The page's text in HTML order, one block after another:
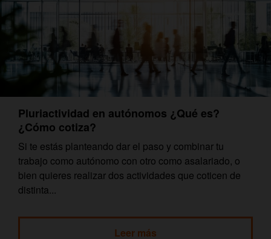
Pluriactividad en autónomos ¿Qué es?
¿Cómo cotiza?
Si te estás planteando dar el paso y combinar tu
trabajo como autónomo con otro como asalariado, o
bien quieres realizar dos actividades que coticen de
distinta...
Leer más